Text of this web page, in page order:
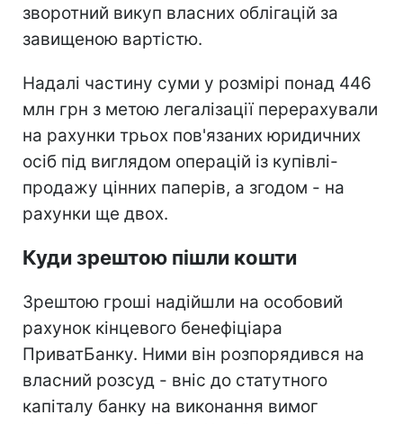
зворотний викуп власних облігацій за
завищеною вартістю.
Надалі частину суми у розмірі понад 446
млн грн з метою легалізації перерахували
на рахунки трьох пов'язаних юридичних
осіб під виглядом операцій із купівлі-
продажу цінних паперів, а згодом - на
рахунки ще двох.
Куди зрештою пішли кошти
Зрештою гроші надійшли на особовий
рахунок кінцевого бенефіціара
ПриватБанку. Ними він розпорядився на
власний розсуд - вніс до статутного
капіталу банку на виконання вимог